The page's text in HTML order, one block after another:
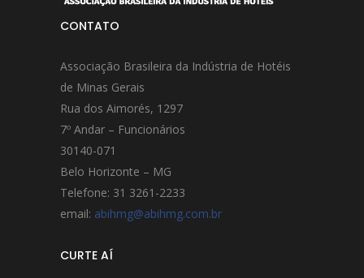
CONTATO
Associação Brasileira da Indústria de Hotéis
de Minas Gerais
Rua dos Aimorés, 1297
7º Andar – Funcionários
30140-071
Belo Horizonte – MG
Telefone: 31 3261-2233
email: abihmg@abihmg.com.br
CURTE AÍ